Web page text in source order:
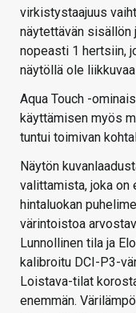
virkistystaajuus
näytettävän sisällön
nopeasti 1 hertsiin,
näytöllä ole
Aqua Touch -
käyttämisen myös
tuntui toimivan
Näytön
valittamista, joka on
hintaluokan
värintoistoa
Lunnollinen tila ja
kalibroitu DCI-P3-
Loistava-tilat
enemmän.